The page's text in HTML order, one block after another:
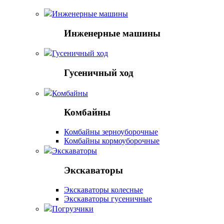
Инженерные машины
Инженерные машины
Гусеничный ход
Гусеничный ход
Комбайны
Комбайны
Комбайны зерноуборочные
Комбайны кормоуборочные
Экскаваторы
Экскаваторы
Экскаваторы колесные
Экскаваторы гусеничные
Погрузчики